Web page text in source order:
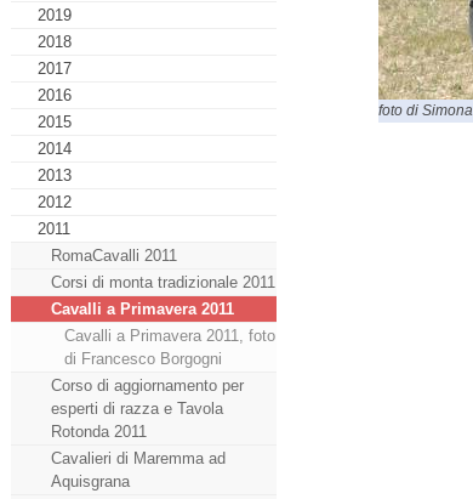
2019
2018
2017
2016
2015
2014
2013
2012
2011
RomaCavalli 2011
Corsi di monta tradizionale 2011
Cavalli a Primavera 2011
Cavalli a Primavera 2011, foto
di Francesco Borgogni
Corso di aggiornamento per
esperti di razza e Tavola
Rotonda 2011
Cavalieri di Maremma ad
Aquisgrana
foto di